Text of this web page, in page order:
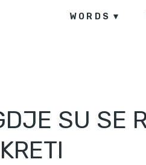
WORDS
SU SE